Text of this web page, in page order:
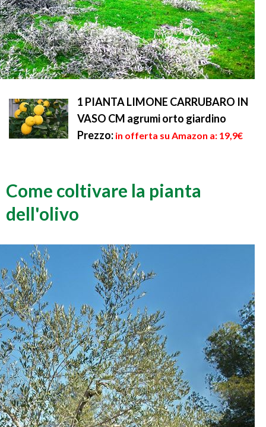
1 PIANTA LIMONE CARRUBARO IN
VASO CM agrumi orto giardino
Prezzo: in offerta su Amazon a: 19,9€
Come coltivare la pianta
dell'olivo